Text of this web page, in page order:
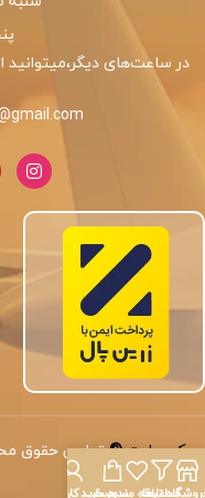
در ساعت‌های دیگر،میتوانید
کپی‌رایت©تمامی حقوق
فیلترها
علاقه مندیسبد خرید
حساب کاربری من